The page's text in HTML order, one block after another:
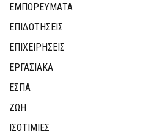
ΕΜΠΟΡΕΥΜΑΤΑ
ΕΠΙΔΟΤΗΣΕΙΣ
ΕΠΙΧΕΙΡΗΣΕΙΣ
ΕΡΓΑΣΙΑΚΑ
ΕΣΠΑ
ΖΩΗ
ΙΣΟΤΙΜΙΕΣ